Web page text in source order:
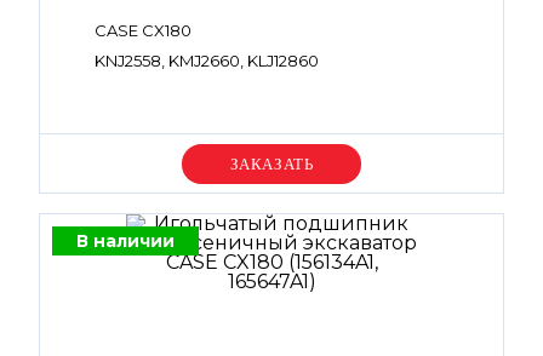
CASE CX180
KNJ2558, KMJ2660, KLJ12860
Уточняйте цену
В наличии